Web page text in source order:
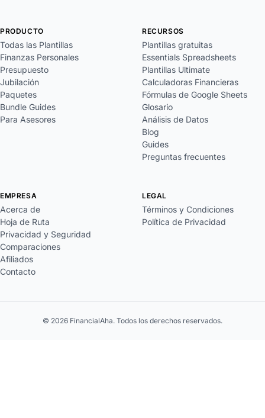
PRODUCTO
Todas las Plantillas
Finanzas Personales
Presupuesto
Jubilación
Paquetes
Bundle Guides
Para Asesores
RECURSOS
Plantillas gratuitas
Essentials Spreadsheets
Plantillas Ultimate
Calculadoras Financieras
Fórmulas de Google Sheets
Glosario
Análisis de Datos
Blog
Guides
Preguntas frecuentes
EMPRESA
Acerca de
Hoja de Ruta
Privacidad y Seguridad
Comparaciones
Afiliados
Contacto
LEGAL
Términos y Condiciones
Política de Privacidad
© 2026 FinancialAha. Todos los derechos reservados.